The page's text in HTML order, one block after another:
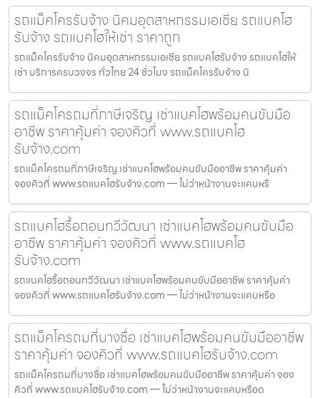
รถแม็คโครรับจ้าง นิคมอุตสาหกรรมเอเชีย รถแบคโฮ
รับจ้าง รถแบคโฮให้เช่า ราคาถูก
รถแม็คโครรับจ้าง นิคมอุตสาหกรรมเอเชีย รถแบคโฮรับจ้าง รถแบคโฮให้
เช่า บริการครบวงจร ทั่วไทย 24 ชั่วโมง รถแม็คโครรับจ้าง นิ
รถแม็คโครถมที่ภาษีเจริญ เช่าแบคโฮพร้อมคนขับมือ
อาชีพ ราคาคุ้มค่า จองคิวที่ www.รถแบคโฮ
รับจ้าง.com
รถแม็คโครถมที่ภาษีเจริญ เช่าแบคโฮพร้อมคนขับมืออาชีพ ราคาคุ้มค่า
จองคิวที่ www.รถแบคโฮรับจ้าง.com — ไม่ว่าหน้างานจะแคบหรื
รถแบคโฮรื้อถอนทวีวัฒนา เช่าแบคโฮพร้อมคนขับมือ
อาชีพ ราคาคุ้มค่า จองคิวที่ www.รถแบคโฮ
รับจ้าง.com
รถแบคโฮรื้อถอนทวีวัฒนา เช่าแบคโฮพร้อมคนขับมืออาชีพ ราคาคุ้มค่า
จองคิวที่ www.รถแบคโฮรับจ้าง.com — ไม่ว่าหน้างานจะแคบหรือ
รถแม็คโครถมที่บางซื่อ เช่าแบคโฮพร้อมคนขับมืออาชีพ
ราคาคุ้มค่า จองคิวที่ www.รถแบคโฮรับจ้าง.com
รถแม็คโครถมที่บางซื่อ เช่าแบคโฮพร้อมคนขับมืออาชีพ ราคาคุ้มค่า จอง
คิวที่ www.รถแบคโฮรับจ้าง.com — ไม่ว่าหน้างานจะแคบหรือด